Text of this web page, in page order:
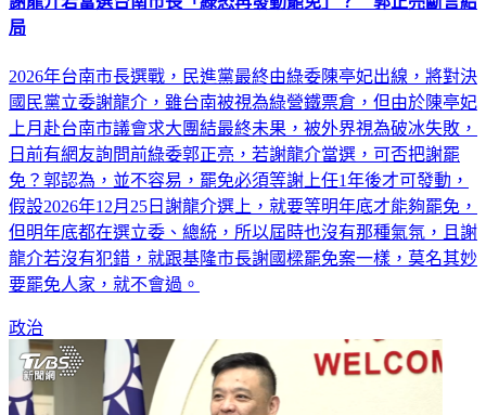
局
2026年台南市長選戰，民進黨最終由綠委陳亭妃出線，將對決
國民黨立委謝龍介，雖台南被視為綠營鐵票倉，但由於陳亭妃
上月赴台南市議會求大團結最終未果，被外界視為破冰失敗，
日前有網友詢問前綠委郭正亮，若謝龍介當選，可否把謝罷
免？郭認為，並不容易，罷免必須等謝上任1年後才可發動，
假設2026年12月25日謝龍介選上，就要等明年底才能夠罷免，
但明年底都在選立委、總統，所以屆時也沒有那種氣氛，且謝
龍介若沒有犯錯，就跟基隆市長謝國樑罷免案一樣，莫名其妙
要罷免人家，就不會過。
政治